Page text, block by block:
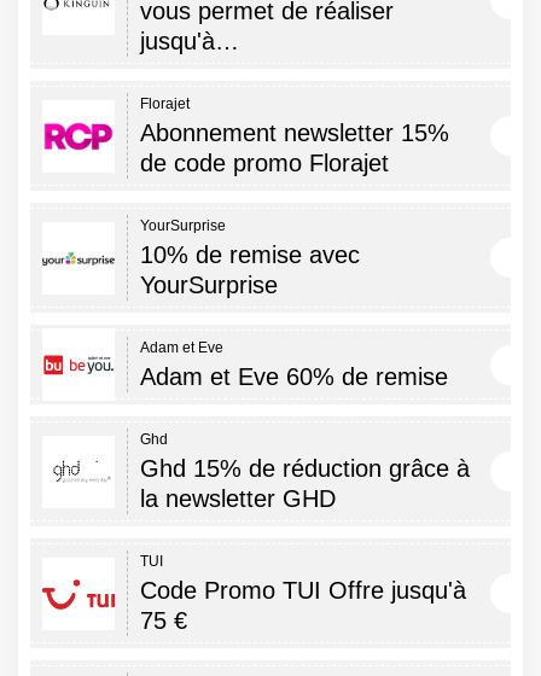
vous permet de réaliser
jusqu'à…
Florajet
Abonnement newsletter 15%
de code promo Florajet
YourSurprise
10% de remise avec
YourSurprise
Adam et Eve
Adam et Eve 60% de remise
Ghd
Ghd 15% de réduction grâce à
la newsletter GHD
TUI
Code Promo TUI Offre jusqu'à
75 €